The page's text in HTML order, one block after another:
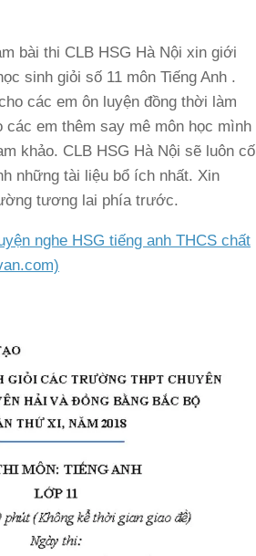
bài thi CLB HSG Hà Nội xin giới
sinh giỏi số 11 môn Tiếng Anh .
các em ôn luyện đồng thời làm
em thêm say mê môn học mình
khảo. CLB HSG Hà Nội sẽ luôn cố
những tài liệu bổ ích nhất. Xin
tương lai phía trước.
nghe HSG tiếng anh THCS chất